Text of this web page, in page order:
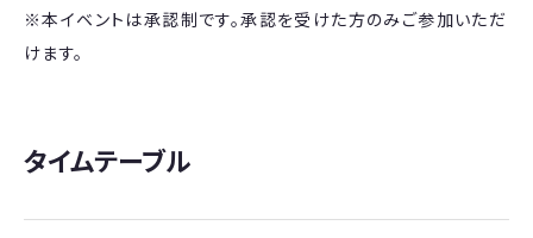
※本イベントは承認制です。承認を受けた方のみご参加いただ
けます。
タイムテーブル